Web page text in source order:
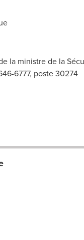
la ministre de la
6777, poste 30274